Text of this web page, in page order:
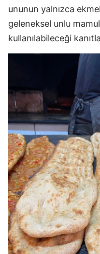
ununun yalnızca
geleneksel unlu
kullanılabileceği